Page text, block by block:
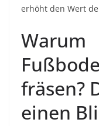
erhöht den Wert
Warum
fräsen?
einen